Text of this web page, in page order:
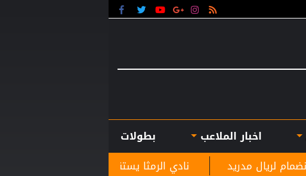
اخبار الملاعب
بطولات
نادي الرمثا يستقبل مدربه الجديد غاسانين استعدادًا للموسم